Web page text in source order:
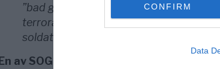
CONFIRM
Data
”bad guy”, någon som tillverkat
terrorattentat, så fanns det ofta barn
soldat.
En av SOG-soldaterna